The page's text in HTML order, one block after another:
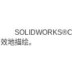
效地描绘。